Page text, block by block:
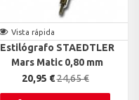
Vista rápida
Estilógrafo STAEDTLER
Mars Matic 0,80 mm
20,95 €24,65 €